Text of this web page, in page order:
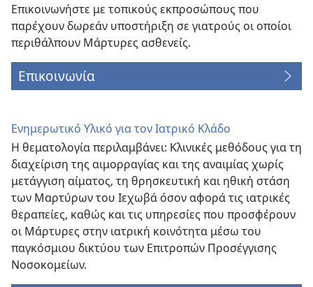
Επικοινωνήστε με τοπικούς εκπροσώπους που
παρέχουν δωρεάν υποστήριξη σε γιατρούς οι οποίοι
περιθάλπουν Μάρτυρες ασθενείς.
Επικοινωνία
Ενημερωτικό Υλικό για τον Ιατρικό Κλάδο
Η θεματολογία περιλαμβάνει: Κλινικές μεθόδους για τη
διαχείριση της αιμορραγίας και της αναιμίας χωρίς
μετάγγιση αίματος, τη θρησκευτική και ηθική στάση
των Μαρτύρων του Ιεχωβά όσον αφορά τις ιατρικές
θεραπείες, καθώς και τις υπηρεσίες που προσφέρουν
οι Μάρτυρες στην ιατρική κοινότητα μέσω του
παγκόσμιου δικτύου των Επιτροπών Προσέγγισης
Νοσοκομείων.